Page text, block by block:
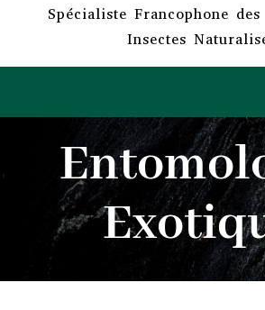
Spécialiste Francophone
Insectes
ACCUEIL
INSECTES NATURALISÉS